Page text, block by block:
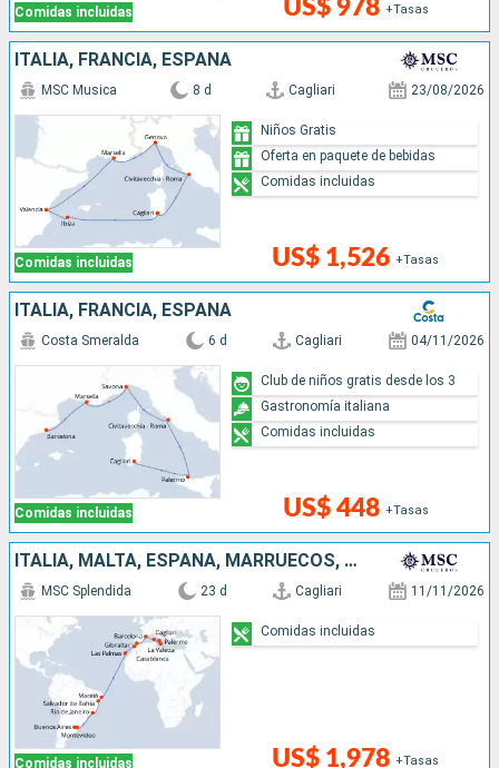
Comidas incluidas US$ 978 +Tasas
ITALIA, FRANCIA, ESPAÑA
Comidas incluidas
MSC Musica 8 d Cagliari 23/08/2026
US$ 1,526 +Tasas
Niños Gratis
Oferta en paquete de bebidas
Comidas incluidas
ITALIA, FRANCIA, ESPAÑA
Comidas incluidas
Costa Smeralda 6 d Cagliari 04/11/2026
US$ 448 +Tasas
Club de niños gratis desde los 3
Gastronomía italiana
Comidas incluidas
ITALIA, MALTA, ESPAÑA, MARRUECOS, BRASIL, URUGUAY, ARGENTINA
Comidas incluidas
MSC Splendida 23 d Cagliari 11/11/2026
US$ 1,978 +Tasas
Comidas incluidas